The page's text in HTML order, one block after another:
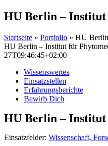
HU Berlin –
Startseite » Portfolio » HU
HU Berlin – Institut für
27T09:46:45+02:00
Wissenswertes
Einsatzstellen
Erfahrungsberichte
Bewirb Dich
HU Berlin –
Einsatzfelder: Wissenschaft,